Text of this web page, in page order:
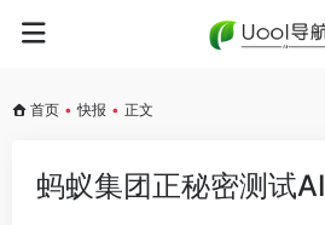
首页 • 快报 • 正文
蚂蚁集团正秘密测试